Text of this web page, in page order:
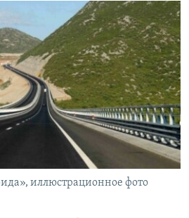
иллюстрационное фото